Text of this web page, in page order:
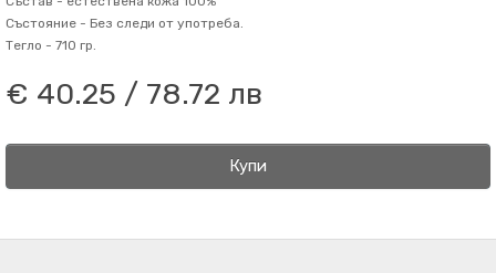
Състояние - Без следи от употреба.
Тегло - 710 гр.
€ 40.25 / 78.72 лв
Купи